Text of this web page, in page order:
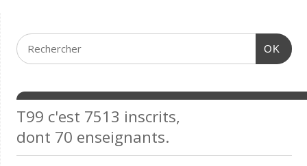
OK
T99 c'est 7513 inscrits,
dont 70 enseignants.